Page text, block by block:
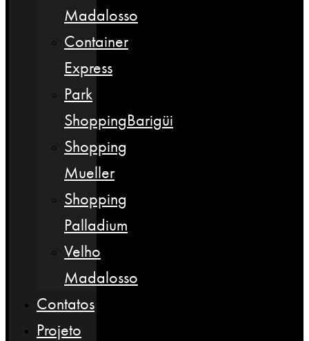
Madalosso
Container
Express
Park
ShoppingBarigüi
Shopping
Mueller
Shopping
Palladium
Velho
Madalosso
Contatos
Projeto